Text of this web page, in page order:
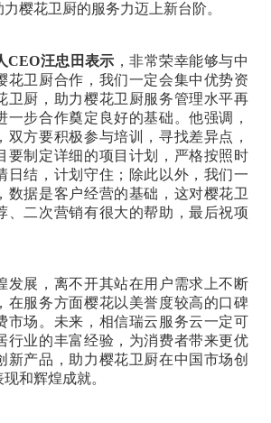
樱花卫厨的服务力迈上新台阶。
CEO汪忠田表示 ，非常荣幸能够与中
花卫厨合作，我们一定会集中优势资
卫厨，助力樱花卫厨服务管理水平再
一步合作奠定良好的基础。他强调，
双方要积极参与培训，寻找差异点，
要制定详细的项目计划，严格按照时
日结，计划守住；除此以外，我们一
数据是客户经营的基础，这对樱花卫
、二次营销有很大的帮助，最后祝项
发展，离不开其站在用户需求上不断
在服务方面樱花以美誉度较高的口碑
市场。未来，相信瑞云服务云一定可
行业的丰富经验，为消费者带来更优
新产品，助力樱花卫厨在中国市场创
和辉煌成就。